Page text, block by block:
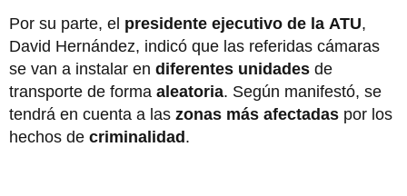
Por su parte, el presidente ejecutivo de la ATU,
David Hernández, indicó que las referidas cámaras
se van a instalar en diferentes unidades de
transporte de forma aleatoria. Según manifestó, se
tendrá en cuenta a las zonas más afectadas por los
hechos de criminalidad.